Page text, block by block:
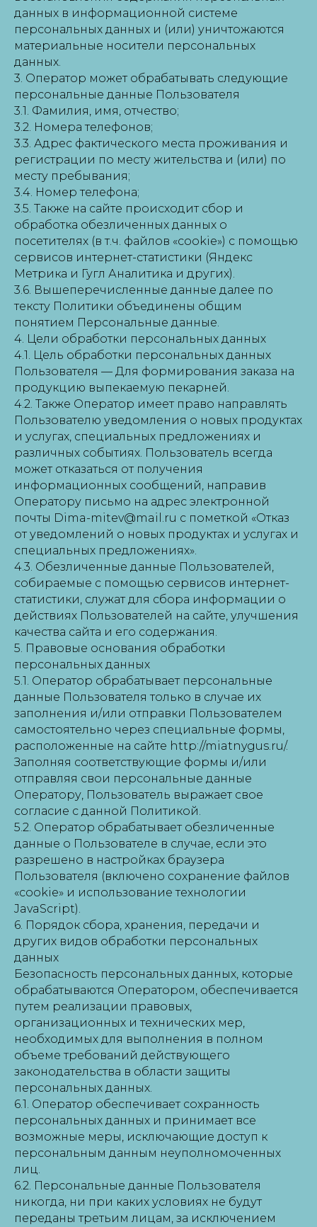
данных в информационной системе
персональных данных и (или) уничтожаются
материальные носители персональных
данных.
3. Оператор может обрабатывать следующие
персональные данные Пользователя
3.1. Фамилия, имя, отчество;
3.2. Номера телефонов;
3.3. Адрес фактического места проживания и
регистрации по месту жительства и (или) по
месту пребывания;
3.4. Номер телефона;
3.5. Также на сайте происходит сбор и
обработка обезличенных данных о
посетителях (в т.ч. файлов «cookie») с помощью
сервисов интернет-статистики (Яндекс
Метрика и Гугл Аналитика и других).
3.6. Вышеперечисленные данные далее по
тексту Политики объединены общим
понятием Персональные данные.
4. Цели обработки персональных данных
4.1. Цель обработки персональных данных
Пользователя — Для формирования заказа на
продукцию выпекаемую пекарней.
4.2. Также Оператор имеет право направлять
Пользователю уведомления о новых продуктах
и услугах, специальных предложениях и
различных событиях. Пользователь всегда
может отказаться от получения
информационных сообщений, направив
Оператору письмо на адрес электронной
почты Dima-mitev@mail.ru с пометкой «Отказ
от уведомлений о новых продуктах и услугах и
специальных предложениях».
4.3. Обезличенные данные Пользователей,
собираемые с помощью сервисов интернет-
статистики, служат для сбора информации о
действиях Пользователей на сайте, улучшения
качества сайта и его содержания.
5. Правовые основания обработки
персональных данных
5.1. Оператор обрабатывает персональные
данные Пользователя только в случае их
заполнения и/или отправки Пользователем
самостоятельно через специальные формы,
расположенные на сайте http://miatnygus.ru/.
Заполняя соответствующие формы и/или
отправляя свои персональные данные
Оператору, Пользователь выражает свое
согласие с данной Политикой.
5.2. Оператор обрабатывает обезличенные
данные о Пользователе в случае, если это
разрешено в настройках браузера
Пользователя (включено сохранение файлов
«cookie» и использование технологии
JavaScript).
6. Порядок сбора, хранения, передачи и
других видов обработки персональных
данных
Безопасность персональных данных, которые
обрабатываются Оператором, обеспечивается
путем реализации правовых,
организационных и технических мер,
необходимых для выполнения в полном
объеме требований действующего
законодательства в области защиты
персональных данных.
6.1. Оператор обеспечивает сохранность
персональных данных и принимает все
возможные меры, исключающие доступ к
персональным данным неуполномоченных
лиц.
6.2. Персональные данные Пользователя
никогда, ни при каких условиях не будут
переданы третьим лицам, за исключением